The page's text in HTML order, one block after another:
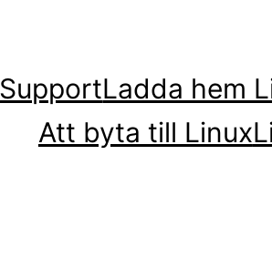
SupportLadda hem
Att byta till Linux